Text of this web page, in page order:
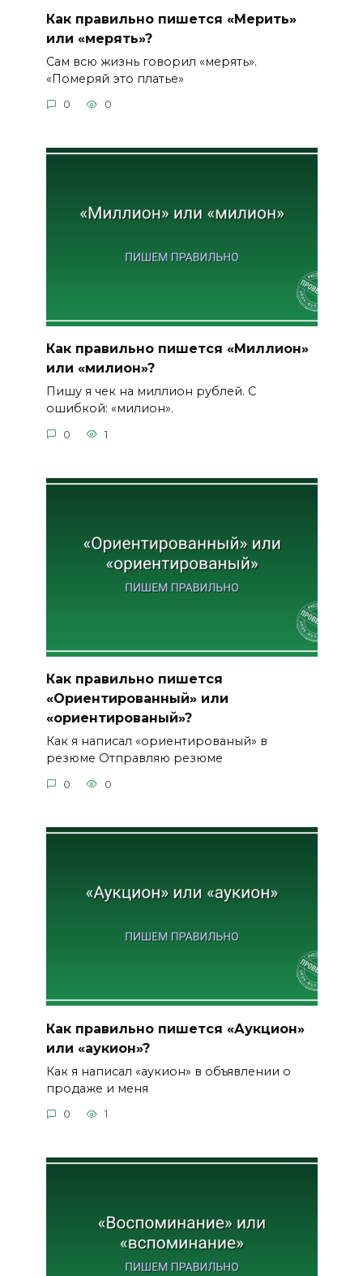
Как правильно пишется «Мерить»
или «мерять»?
Сам всю жизнь говорил «мерять».
«Померяй это платье»
0 0
Как правильно пишется «Миллион»
или «милион»?
Пишу я чек на миллион рублей. С
ошибкой: «милион».
0 1
Как правильно пишется
«Ориентированный» или
«ориентированый»?
Как я написал «ориентированый» в
резюме Отправляю резюме
0 0
Как правильно пишется «Аукцион»
или «аукион»?
Как я написал «аукион» в объявлении о
продаже и меня
0 1